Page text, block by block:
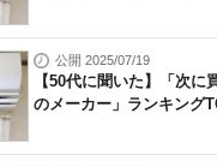
公開 2025/07/19
【50代に聞いた】「次
のメーカー」ランキン